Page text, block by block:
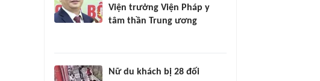
Viện trưởng Viện Pháp y
tâm thần Trung ương
Nữ du khách bị 28 đối